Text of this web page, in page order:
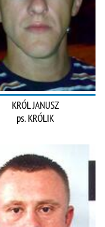
KRÓL JANUSZ
ps. KRÓLIK